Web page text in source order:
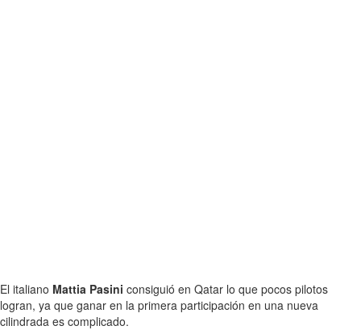
El italiano Mattia Pasini consiguió en Qatar lo que pocos pilotos
logran, ya que ganar en la primera participación en una nueva
cilindrada es complicado.